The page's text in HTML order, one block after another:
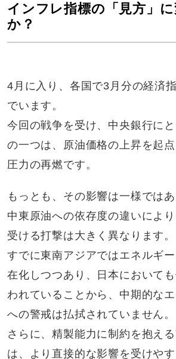
インフレ指標の「見方」
か？
4月に入り、各国で3月分の経済
でいます。
今回の戦争を受け、中央銀行に
の一つは、原油価格の上昇を起
圧力の再燃です。
もっとも、その影響は一様ではあ
中東原油への依存度の違いによ
受ける打撃は大きく異なります。
すでに東南アジアではエネルギ
在化しつつあり、日本において
われていることから、中期的な
への警戒は払拭されていません。
さらに、精製能力に制約を抱え
は、より直接的な影響を受けや